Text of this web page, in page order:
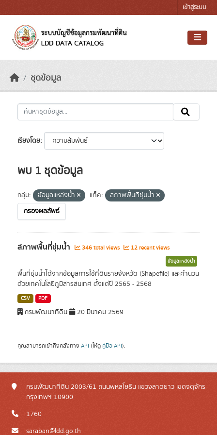
เข้าสู่ระบบ
ชุดข้อมูล
เรียงโดย
พบ 1 ชุดข้อมูล
กลุ่ม: ข้อมูลแหล่งน้ำ แท็ค:
สภาพพื้นที่ชุ่มน้ำ
กรองผลลัพธ์
สภาพพื้นที่ชุ่มน้ำ 346 total views 12 recent views
ข้อมูลแหล่งน้ำ
พื้นที่ชุ่มน้ำได้จากข้อมูลการใช้ที่ดินรายจังหวัด (Shapefile) และคำนวน
ด้วยเทคโนโลยีภูมิสารสนเทศ ตั้งแต่ปี 2565 - 2568
CSV PDF
กรมพัฒนาที่ดิน 20 มีนาคม 2569
คุณสามารถเข้าถึงคลังทาง API (ให้ดู คู่มือ API).
กรมพัฒนาที่ดิน 2003/61 ถนนพหลโยธิน แขวงลาดยาว เขตจตุจักร
กรุงเทพฯ 10900
1760
saraban@ldd.go.th